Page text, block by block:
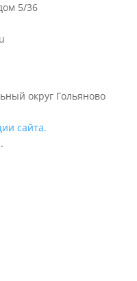
5/36
округ Гольяново
сайта.